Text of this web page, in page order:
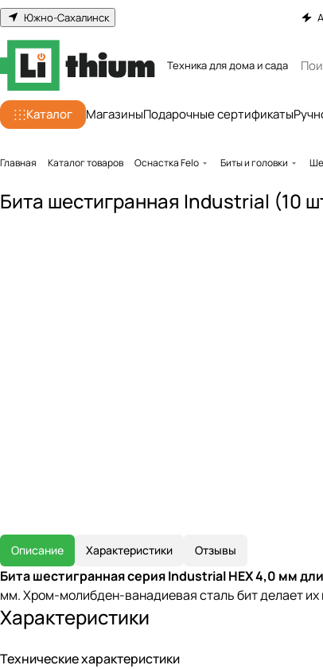
Южно-Сахалинск
Техника для дома и сада
Каталог МагазиныПодарочные сертификаты
Главная Каталог товаров Оснастка Felo Биты и головки
Бита шестигранная Industrial (10
Описание Характеристики Отзывы
Бита шестигранная серия Industrial HEX 4,0 мм
мм. Хром-молибден-ванадиевая сталь бит делает
Характеристики
Технические характеристики